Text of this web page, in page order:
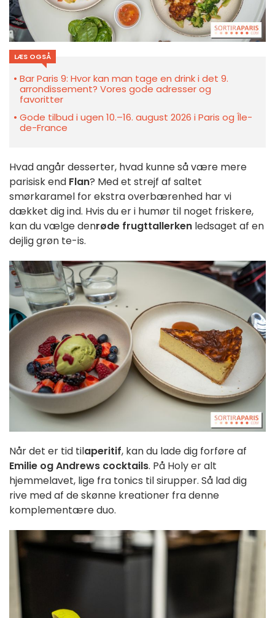
LÆS OGSÅ
Bar Paris 9: Hvor kan man tage en drink i det 9.
arrondissement? Vores gode adresser og
favoritter
Gode tilbud i ugen 10.–16. august 2026 i Paris og Île-
de-France
Hvad angår desserter, hvad kunne så være mere
parisisk end Flan? Med et strejf af saltet
smørkaramel for ekstra overbærenhed har vi
dækket dig ind. Hvis du er i humør til noget friskere,
kan du vælge denrøde frugttallerken ledsaget af en
dejlig grøn te-is.
Når det er tid tilaperitif, kan du lade dig forføre af
Emilie og Andrews cocktails. På Holy er alt
hjemmelavet, lige fra tonics til sirupper. Så lad dig
rive med af de skønne kreationer fra denne
komplementære duo.